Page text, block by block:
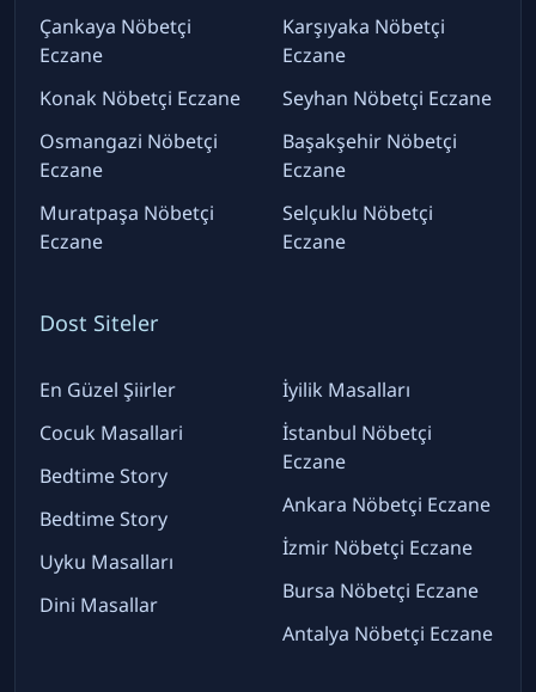
Çankaya Nöbetçi
Eczane
Konak Nöbetçi Eczane
Osmangazi Nöbetçi
Eczane
Muratpaşa Nöbetçi
Eczane
Karşıyaka Nöbetçi
Eczane
Seyhan Nöbetçi Eczane
Başakşehir Nöbetçi
Eczane
Selçuklu Nöbetçi
Eczane
Dost Siteler
En Güzel Şiirler
Cocuk Masallari
Bedtime Story
Bedtime Story
Uyku Masalları
Dini Masallar
İyilik Masalları
İstanbul Nöbetçi
Eczane
Ankara Nöbetçi Eczane
İzmir Nöbetçi Eczane
Bursa Nöbetçi Eczane
Antalya Nöbetçi Eczane